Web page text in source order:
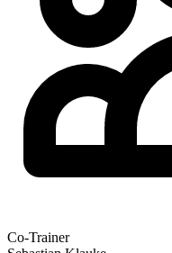
Co-Trainer